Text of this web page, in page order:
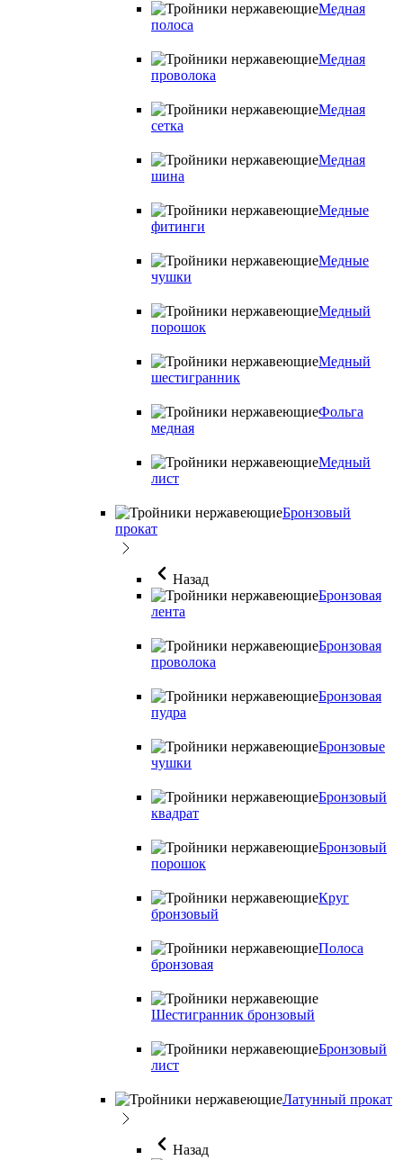
Медная
полоса
Медная
проволока
Медная
сетка
Медная
шина
Медные
фитинги
Медные
чушки
Медный
порошок
Медный
шестигранник
Фольга
медная
Медный
лист
Бронзовый
прокат
Назад
Бронзовая
лента
Бронзовая
проволока
Бронзовая
пудра
Бронзовые
чушки
Бронзовый
квадрат
Бронзовый
порошок
Круг
бронзовый
Полоса
бронзовая
Шестигранник бронзовый
Бронзовый
лист
Латунный прокат
Назад